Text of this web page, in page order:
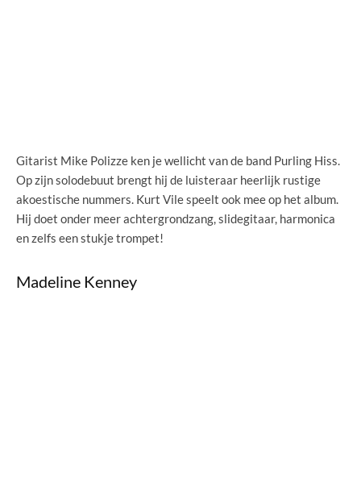
Gitarist Mike Polizze ken je wellicht van de band Purling Hiss.
Op zijn solodebuut brengt hij de luisteraar heerlijk rustige
akoestische nummers. Kurt Vile speelt ook mee op het album.
Hij doet onder meer achtergrondzang, slidegitaar, harmonica
en zelfs een stukje trompet!
Madeline Kenney